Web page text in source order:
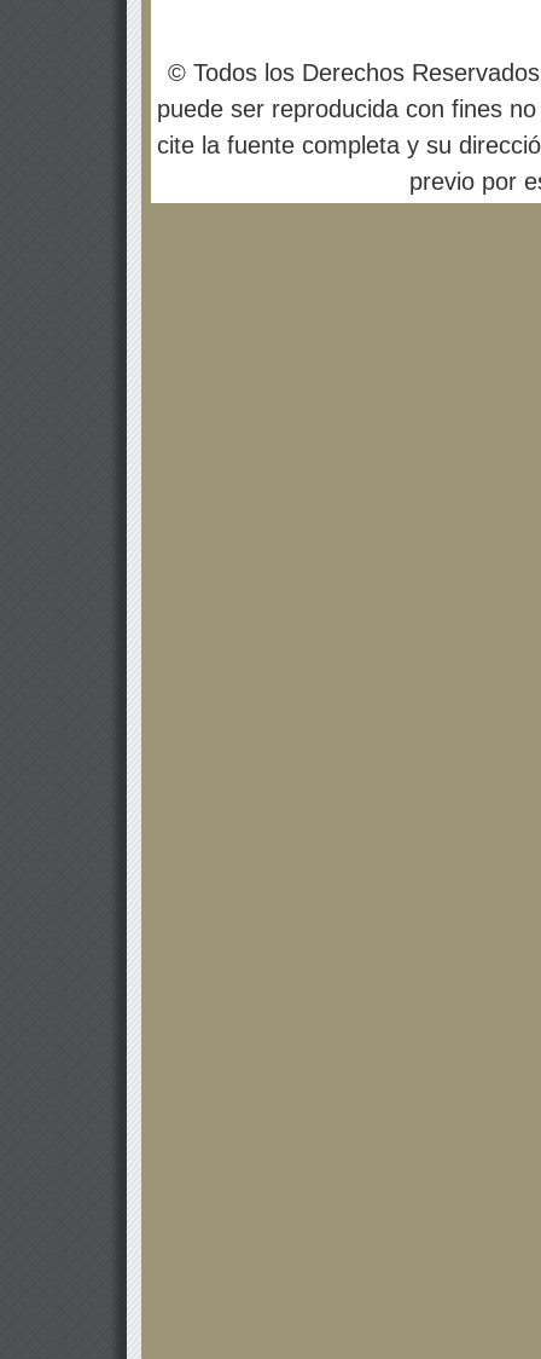
© Todos los Derechos
puede ser reproducida con fines
cite la fuente completa y su
previo por